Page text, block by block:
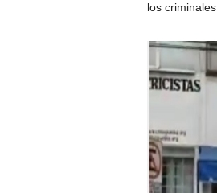
los criminales.